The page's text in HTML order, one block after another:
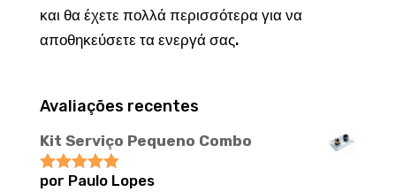
και θα έχετε πολλά περισσότερα για να
αποθηκεύσετε τα ενεργά σας.
Avaliações recentes
Kit Serviço Pequeno Combo
Avaliação5
por Paulo Lopes